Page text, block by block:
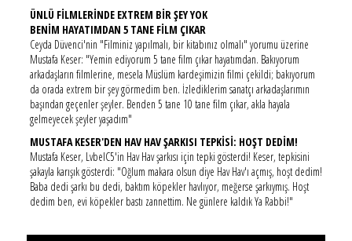
ÜNLÜ FİLMLERİNDE EXTREM BİR ŞEY YOK
BENİM HAYATIMDAN 5 TANE FİLM ÇIKAR
Ceyda Düvenci'nin "Filminiz yapılmalı, bir kitabınız olmalı" yorumu üzerine
Mustafa Keser: "Yemin ediyorum 5 tane film çıkar hayatımdan. Bakıyorum
arkadaşların filmlerine, mesela Müslüm kardeşimizin filmi çekildi; bakıyorum
da orada extrem bir şey görmedim ben. İzlediklerim sanatçı arkadaşlarımın
başından geçenler şeyler. Benden 5 tane 10 tane film çıkar, akla hayala
gelmeyecek şeyler yaşadım"
MUSTAFA KESER'DEN HAV HAV ŞARKISI TEPKİSİ: HOŞT DEDİM!
Mustafa Keser, LvbelC5'in Hav Hav şarkısı için tepki gösterdi! Keser, tepkisini
şakayla karışık gösterdi: "Oğlum makara olsun diye Hav Hav'ı açmış, hoşt dedim!
Baba dedi şarkı bu dedi, baktım köpekler havlıyor, meğerse şarkıymış. Hoşt
dedim ben, evi köpekler bastı zannettim. Ne günlere kaldık Ya Rabbi!"